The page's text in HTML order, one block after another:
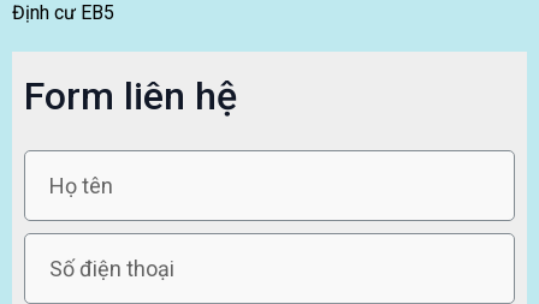
Định cư EB5
Form liên hệ